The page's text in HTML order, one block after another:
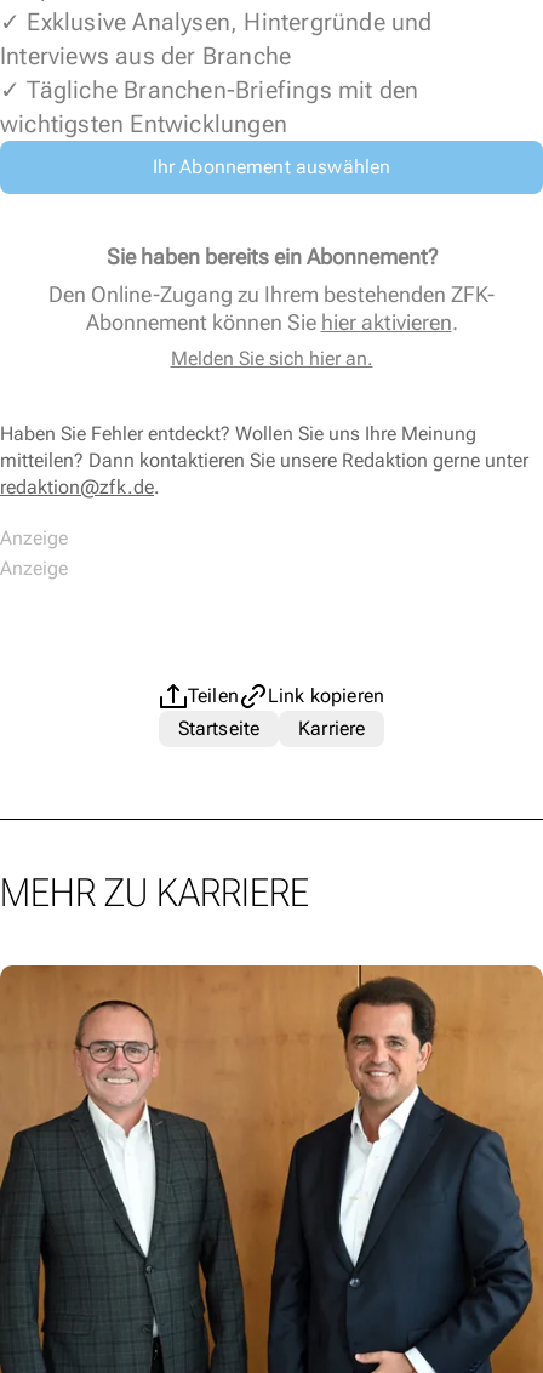
✓ Exklusive Analysen, Hintergründe und
Interviews aus der Branche
✓ Tägliche Branchen-Briefings mit den
wichtigsten Entwicklungen
Ihr Abonnement auswählen
Sie haben bereits ein Abonnement?
Den Online-Zugang zu Ihrem bestehenden ZFK-
Abonnement können Sie hier aktivieren.
Melden Sie sich hier an.
Haben Sie Fehler entdeckt? Wollen Sie uns Ihre Meinung
mitteilen? Dann kontaktieren Sie unsere Redaktion gerne unter
redaktion@zfk.de.
Teilen
Link kopieren
Startseite
Karriere
MEHR ZU KARRIERE